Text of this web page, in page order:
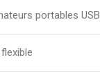
portables